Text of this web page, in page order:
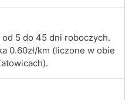
5 do 45 dni roboczych.
0.60zł/km (liczone w obie